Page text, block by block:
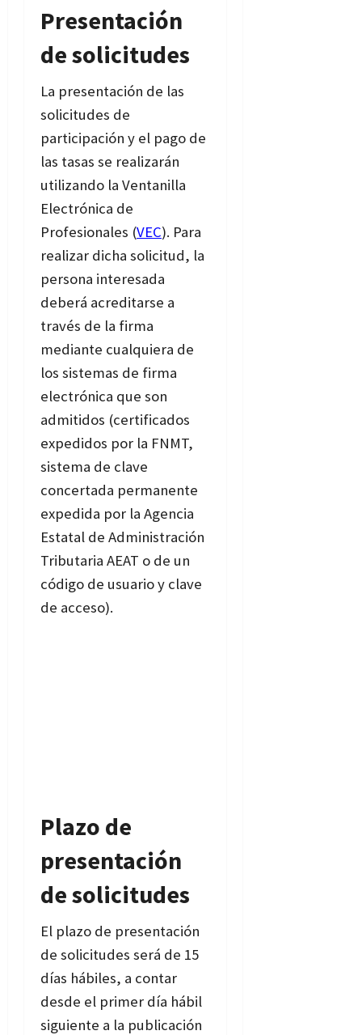
Presentación
de solicitudes
La presentación de las
solicitudes de
participación y el pago de
las tasas se realizarán
utilizando la Ventanilla
Electrónica de
Profesionales (VEC). Para
realizar dicha solicitud, la
persona interesada
deberá acreditarse a
través de la firma
mediante cualquiera de
los sistemas de firma
electrónica que son
admitidos (certificados
expedidos por la FNMT,
sistema de clave
concertada permanente
expedida por la Agencia
Estatal de Administración
Tributaria AEAT o de un
código de usuario y clave
de acceso).
Plazo de
presentación
de solicitudes
El plazo de presentación
de solicitudes será de 15
días hábiles, a contar
desde el primer día hábil
siguiente a la publicación